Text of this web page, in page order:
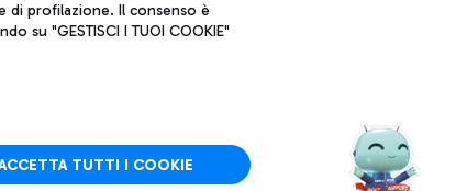
SOSTENIBILITÀ INNOVAZIONE
di profilazione. Il consenso è
su "GESTISCI I TUOI COOKIE"
TUTTI I COOKIE